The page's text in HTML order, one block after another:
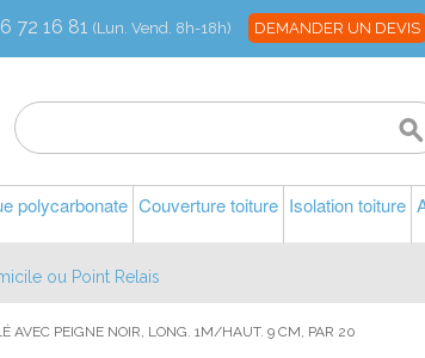
72 16 81 (Lun. Vend. 8h-18h) DEMANDER UN DEVIS
polycarbonate Couverture toiture Isolation toiture
ou Point Relais
AVEC PEIGNE NOIR, LONG. 1M/HAUT. 9 CM, PAR 20